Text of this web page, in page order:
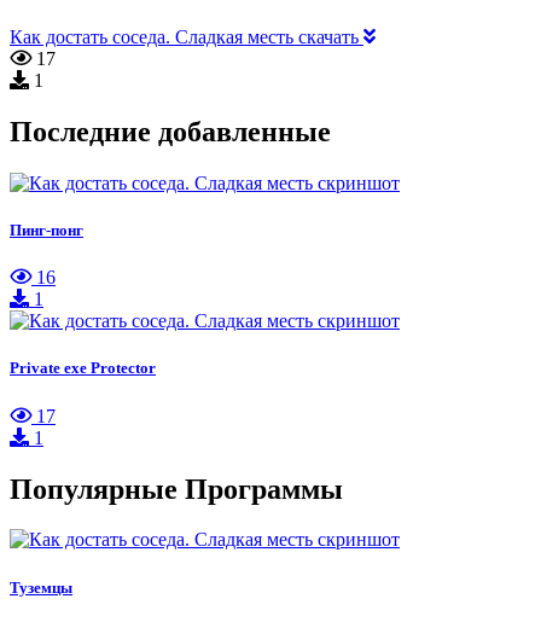
Как достать соседа. Сладкая месть скачать
17
1
Последние добавленные
Пинг-понг
16
1
Private exe Protector
17
1
Популярные Программы
Туземцы